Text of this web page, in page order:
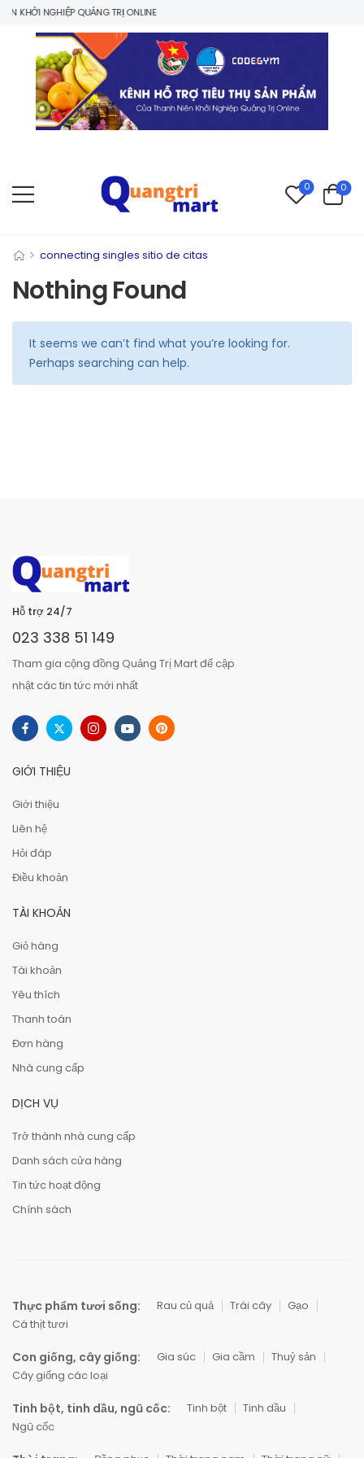
KHỞI NGHIỆP QUẢNG TRỊ ONLINE
0 0
> connecting singles sitio de citas
Nothing Found
It seems we can’t find what you’re looking for.
Perhaps searching can help.
Hỗ trợ 24/7
023 338 51 149
Tham gia cộng đồng Quảng Trị Mart để cập
nhật các tin tức mới nhất
GIỚI THIỆU
Giới thiệu
Liên hệ
Hỏi đáp
Điều khoản
TÀI KHOẢN
Giỏ hàng
Tài khoản
Yêu thích
Thanh toán
Đơn hàng
Nhà cung cấp
DỊCH VỤ
Trở thành nhà cung cấp
Danh sách cửa hàng
Tin tức hoạt động
Chính sách
Thực phẩm tươi sống: Rau củ quả Trái cây
Gạo
Cá thịt tươi
Con giống, cây giống: Gia súc Gia cầm
Thuỷ sản
Cây giống các loại
Tinh bột, tinh dầu, ngũ cốc: Tinh bột
Tinh dầu
Ngũ cốc